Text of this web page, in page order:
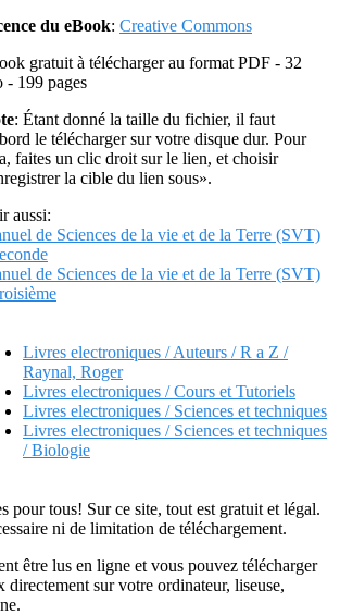
du eBook: Creative Commons
gratuit à télécharger au format PDF - 32
- 199 pages
: Étant donné la taille du fichier, il faut
le télécharger sur votre disque dur. Pour
faites un clic droit sur le lien, et choisir
la cible du lien sous».
aussi:
de Sciences de la vie et de la Terre (SVT)
de Sciences de la vie et de la Terre (SVT)
Livres electroniques / Auteurs / R a Z /
Raynal, Roger
Livres electroniques / Cours et Tutoriels
Livres electroniques / Sciences et techniques
Livres electroniques / Sciences et techniques
/ Biologie
pour tous! Sur ce site, tout est gratuit et légal.
ni de limitation de téléchargement.
être lus en ligne et vous pouvez télécharger
directement sur votre ordinateur, liseuse,